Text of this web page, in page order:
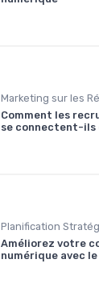
Comment les
se connectent-ils
Améliorez votre
numérique avec